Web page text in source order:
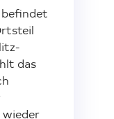
befindet
das
wieder